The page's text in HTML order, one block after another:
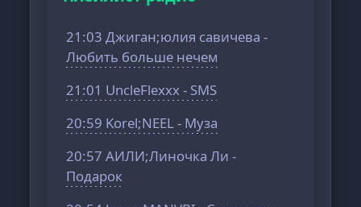
21:03 Джиган;юлия савичева -
Любить больше нечем
21:01 UncleFlexxx - SMS
20:59 Korel;NEEL - Муза
20:57 АИЛИ;Линочка Ли -
Подарок